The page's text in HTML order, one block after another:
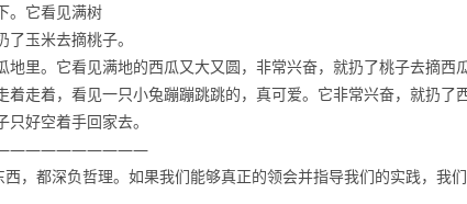
。它看见满树
玉米去摘桃子。
里。它看见满地的西瓜又大又圆，非常兴奋，就扔了桃子去摘西瓜
走着，看见一只小兔蹦蹦跳跳的，真可爱。它非常兴奋，就扔了
好空着手回家去。
都深负哲理。如果我们能够真正的领会并指导我们的实践，我们